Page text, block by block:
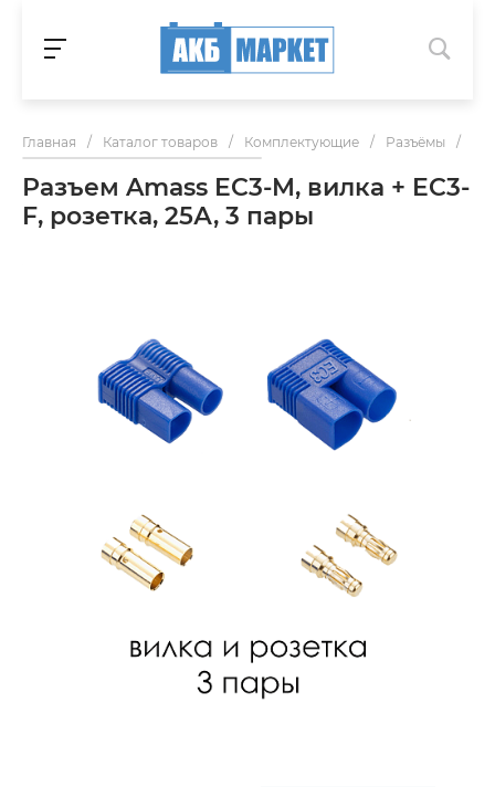
Главная / Каталог товаров / Комплектующие / Разъёмы /
Разъем Amass EC3-M, вилка + EC3-
F, розетка, 25А, 3 пары